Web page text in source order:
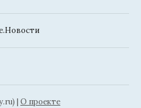
| О проекте